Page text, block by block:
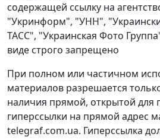
содержащей ссылку на
"Укринформ", "УНН",
ТАСС", "Украинская Фото
виде строго запрещено
При полном или частичном
материалов разрешается
наличия прямой, открытой для
гиперссылки на прямой адрес
telegraf.com.ua. Гиперссылка